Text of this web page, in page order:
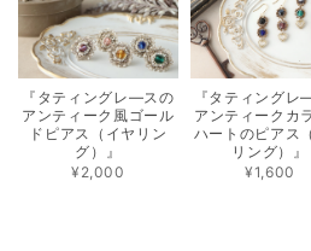
『タティングレ―スの
アンティーク風ゴール
ドピアス（イヤリン
グ）』
¥2,000
『タティングレ
アンティークカ
ハートのピアス
リング）』
¥1,600